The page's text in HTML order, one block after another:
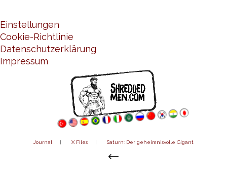
Einstellungen
Cookie-Richtlinie
Datenschutzerklärung
Impressum
Journal X Files Saturn: Der geheimnisvolle Gigant